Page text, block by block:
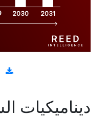
2030 2031
ديناميكيات